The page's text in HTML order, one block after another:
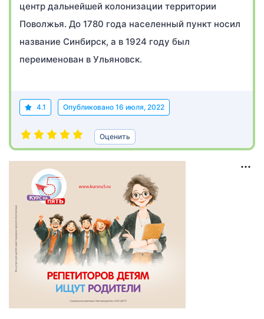
центр дальнейшей колонизации территории
Поволжья. До 1780 года населенный пункт носил
название Синбирск, а в 1924 году был
переименован в Ульяновск.
4.1 Опубликовано 16 июля, 2022
Оценить